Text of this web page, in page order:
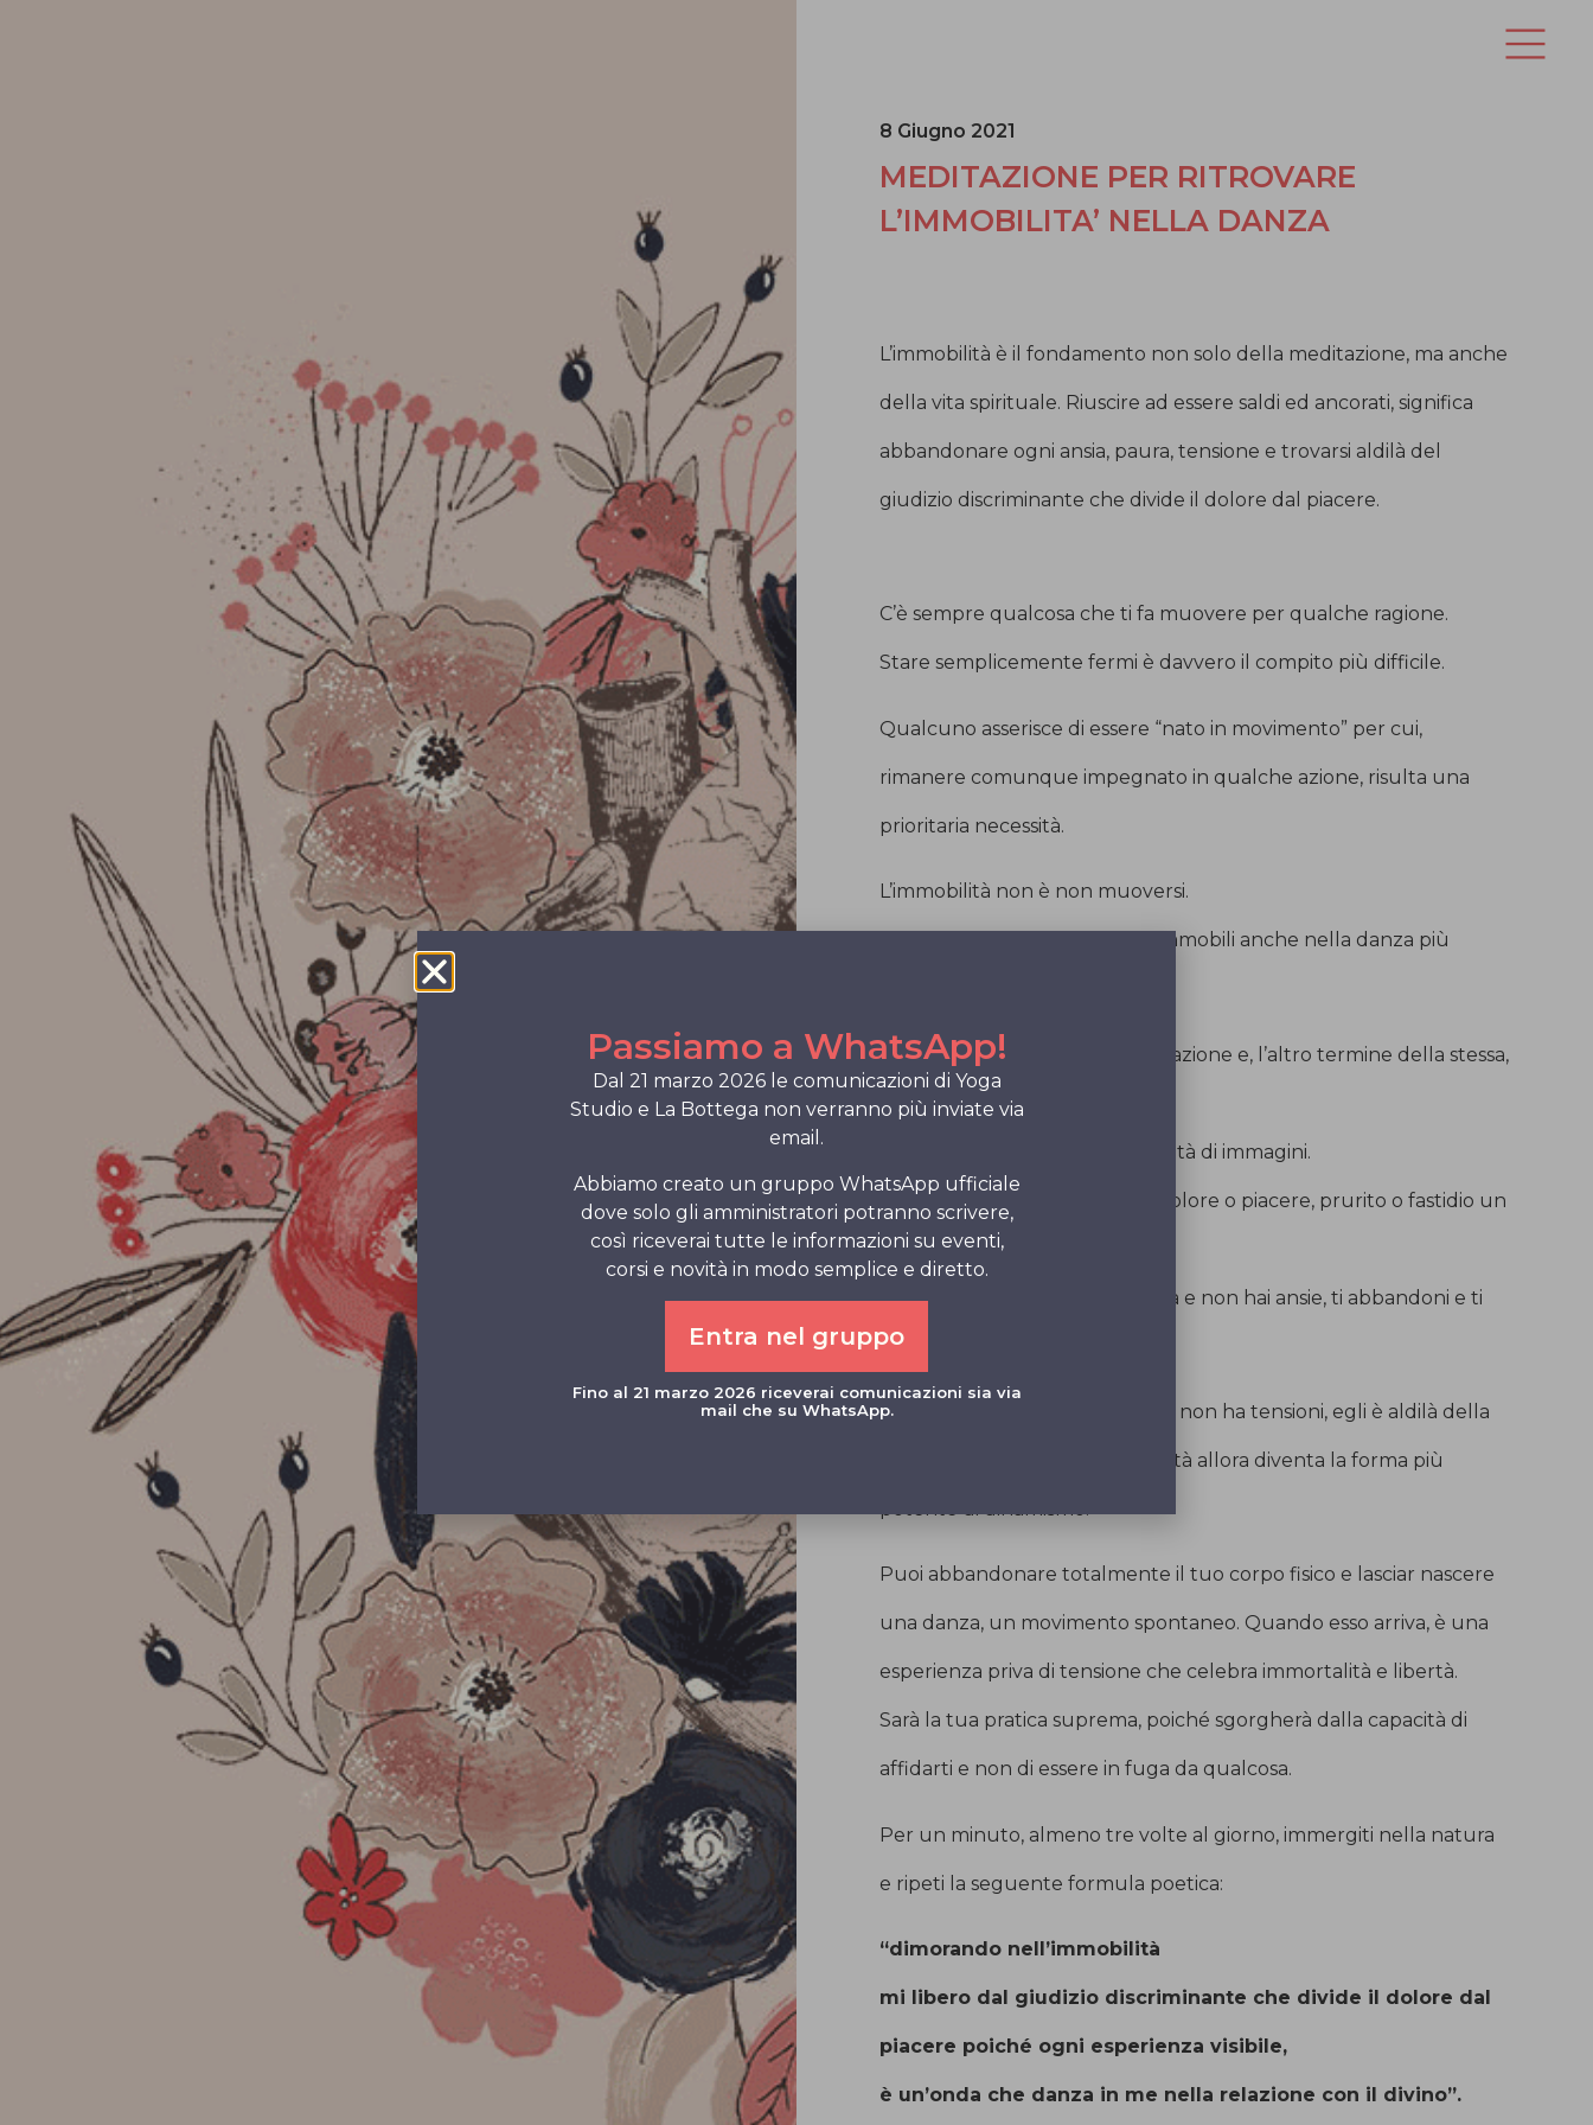
8 Giugno 2021
MEDITAZIONE PER RITROVARE
L’IMMOBILITA’ NELLA DANZA
L’immobilità è il fondamento non solo della meditazione, ma anche
della vita spirituale. Riuscire ad essere saldi ed ancorati, significa
abbandonare ogni ansia, paura, tensione e trovarsi aldilà del
giudizio discriminante che divide il dolore dal piacere.
C’è sempre qualcosa che ti fa muovere per qualche ragione.
Stare semplicemente fermi è davvero il compito più difficile.
Qualcuno asserisce di essere “nato in movimento” per cui,
rimanere comunque impegnato in qualche azione, risulta una
prioritaria necessità.
L’immobilità non è non muoversi.
Si può essere assolutamente immobili anche nella danza più
Esistere, significa stare nella relazione e, l’altro termine della stessa,
è sempre il Divino . . .
. . . anche se poi ci vedi una infinità di immagini.
Non sei obbligato a chiamare dolore o piacere, prurito o fastidio un
certo impatto con il Lui.
Ti lasci andare. Se non hai paura e non hai ansie, ti abbandoni e ti
dai. Sei nella fede.
Chi è mistico risulta tale perché non ha tensioni, egli è aldilà della
dualità degli opposti. L’immobilità allora diventa la forma più
potente di dinamismo.
Puoi abbandonare totalmente il tuo corpo fisico e lasciar nascere
una danza, un movimento spontaneo. Quando esso arriva, è una
esperienza priva di tensione che celebra immortalità e libertà.
Sarà la tua pratica suprema, poiché sgorgherà dalla capacità di
affidarti e non di essere in fuga da qualcosa.
Per un minuto, almeno tre volte al giorno, immergiti nella natura
e ripeti la seguente formula poetica:
“dimorando nell’immobilità
mi libero dal giudizio discriminante che divide il dolore dal
piacere poiché ogni esperienza visibile,
è un’onda che danza in me nella relazione con il divino”.
Passiamo a WhatsApp!
Dal 21 marzo 2026 le comunicazioni di Yoga
Studio e La Bottega non verranno più inviate via
email.
Abbiamo creato un gruppo WhatsApp ufficiale
dove solo gli amministratori potranno scrivere,
così riceverai tutte le informazioni su eventi,
corsi e novità in modo semplice e diretto.
Entra nel gruppo
Fino al 21 marzo 2026 riceverai comunicazioni sia via
mail che su WhatsApp.